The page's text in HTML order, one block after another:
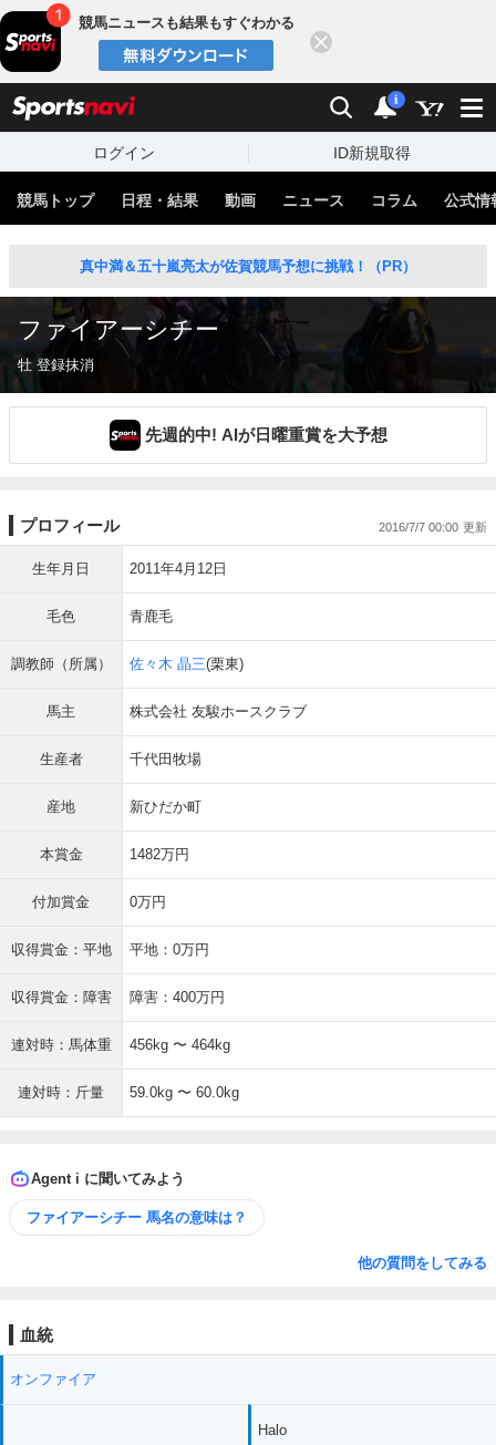
競馬ニュースも結果もすぐわかる
検索 通知
i
ログイン ID新規取得
競馬トップ 日程・結果 動画 ニュース コラム 公式情
真中満＆五十嵐亮太が佐賀競馬予想に挑戦！（PR）
ファイアーシチー
牡 登録抹消
先週的中! AIが日曜重賞を大予想
プロフィール 2016/7/7 00:00
生年月日 2011年4月12日
毛色 青鹿毛
調教師（所属） 佐々木 晶三(栗東)
馬主 株式会社 友駿ホースクラブ
生産者 千代田牧場
産地 新ひだか町
本賞金 1482万円
付加賞金 0万円
収得賞金：平地 平地：0万円
収得賞金：障害 障害：400万円
連対時：馬体重 456kg 〜 464kg
連対時：斤量 59.0kg 〜 60.0kg
Agent i に聞いてみよう
ファイアーシチー 馬名の意味は？
他の質問をしてみる
血統
オンファイア
Halo